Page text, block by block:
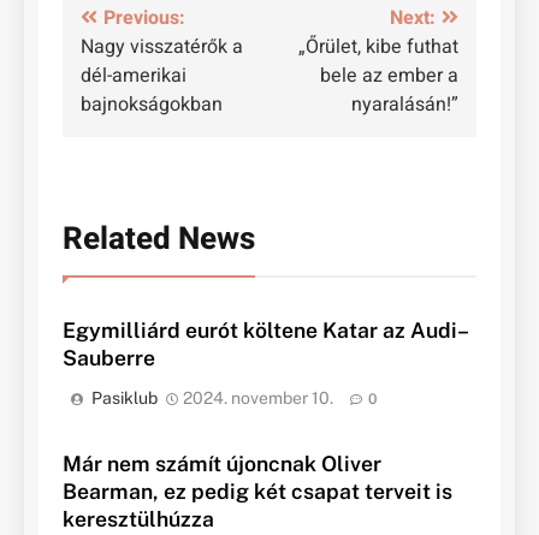
Bejegyzés
navigáció
Previous:
Nagy visszatérők a
dél-amerikai
bajnokságokban
Next:
„Őrület, kibe futhat
bele az ember a
nyaralásán!”
Related News
Egymilliárd eurót költene Katar az Audi–
Sauberre
Pasiklub 2024. november 10. 0
Már nem számít újoncnak Oliver
Bearman, ez pedig két csapat terveit is
keresztülhúzza